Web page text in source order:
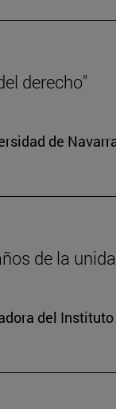
derecho"
de
de la
del